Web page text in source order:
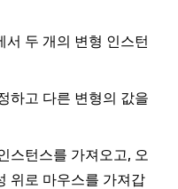
두 개의 변형 인스턴
하고 다른 변형의 값을
스턴스를 가져오고, 오
위로 마우스를 가져갑